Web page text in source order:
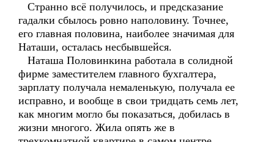
Странно всё получилось, и предсказание
гадалки сбылось ровно наполовину. Точнее,
его главная половина, наиболее значимая для
Наташи, осталась несбывшейся.
Наташа Половинкина работала в солидной
фирме заместителем главного бухгалтера,
зарплату получала немаленькую, получала ее
исправно, и вообще в свои тридцать семь лет,
как многим могло бы показаться, добилась в
жизни многого. Жила опять же в